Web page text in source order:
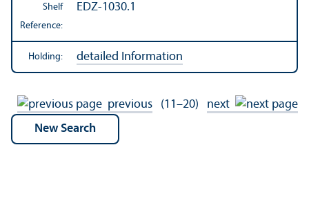
Shelf
Reference:
EDZ-1030.1
Holding: detailed Information
previous (11–20) next